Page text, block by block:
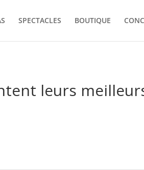
SPECTACLES BOUTIQUE
leurs